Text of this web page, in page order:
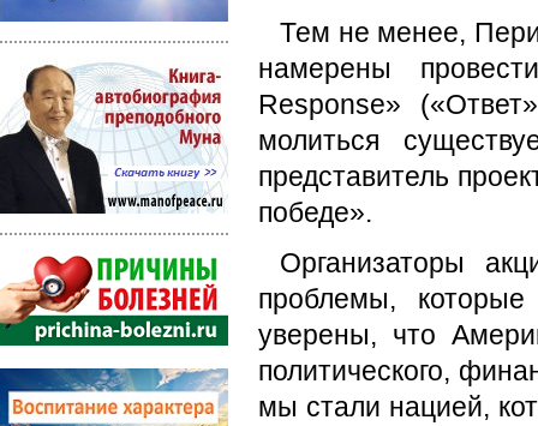
Тем не менее,
намерены
Response»
молиться
представитель
победе».
Организаторы
проблемы,
уверены, что
политического,
мы стали нацией,